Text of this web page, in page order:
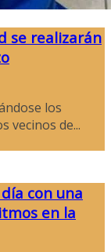
se realizarán
los
vecinos de...
con una
en la